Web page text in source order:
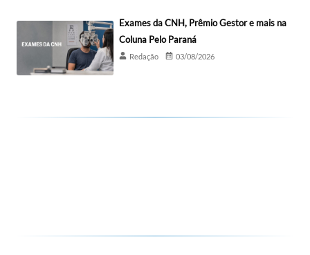
Exames da CNH, Prêmio Gestor e mais na
Coluna Pelo Paraná
Redação 03/08/2026